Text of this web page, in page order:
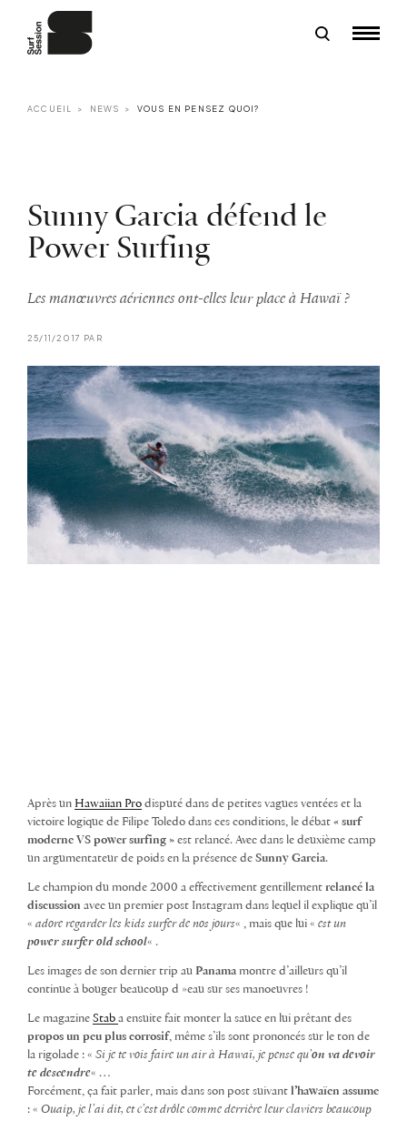
ACCUEIL NEWS VOUS EN PENSEZ QUOI?
Sunny Garcia défend le
Power Surfing
Les manœuvres aériennes ont-elles leur place à Hawaï ?
25/11/2017 PAR
Après un Hawaiian Pro disputé dans de petites vagues ventées et la
victoire logique de Filipe Toledo dans ces conditions, le débat « surf
moderne VS power surfing » est relancé. Avec dans le deuxième camp
un argumentateur de poids en la présence de Sunny Garcia.
Le champion du monde 2000 a effectivement gentillement relancé la
discussion avec un premier post Instagram dans lequel il explique qu’il
« adore regarder les kids surfer de nos jours« , mais que lui « est un
power surfer old school« .
Les images de son dernier trip au Panama montre d’ailleurs qu’il
continue à bouger beaucoup d »eau sur ses manoeuvres !
Le magazine Stab a ensuite fait monter la sauce en lui prêtant des
propos un peu plus corrosif, même s’ils sont prononcés sur le ton de
la rigolade : « Si je te vois faire un air à Hawaï, je pense qu’on va devoir
te descendre« …
Forcément, ça fait parler, mais dans son post suivant l’hawaïen assume
: « Ouaip, je l’ai dit, et c’est drôle comme derrière leur claviers beaucoup